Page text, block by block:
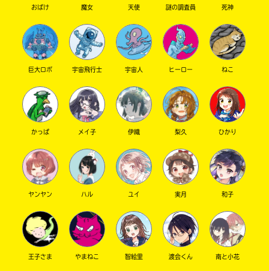
このマチのことを
キミに
おばけ 魔女 天使 謎の調査員 死神
巨大ロボ 宇宙飛行士 宇宙人 ヒーロー ねこ
かっぱ メイ子 伊織 梨久 ひかり
ヤンヤン ハル ユイ 実月 和子
王子さま やまねこ 智絵里 渡会くん 南と小花